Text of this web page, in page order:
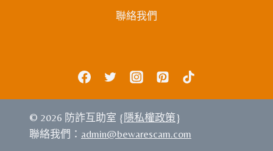
聯絡我們
© 2026 防詐互助室 { 隱私權政策}
聯絡我們： admin@bewarescam.com